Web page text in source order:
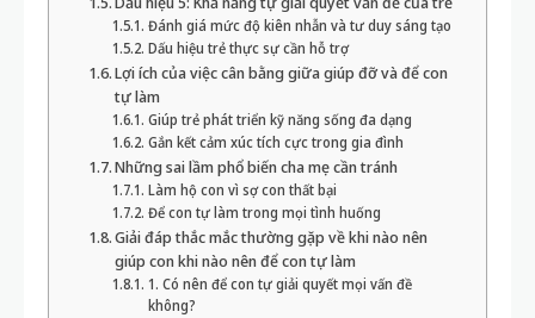
Đánh giá mức độ kiên nhẫn và tư duy sáng tạo
Dấu hiệu trẻ thực sự cần hỗ trợ
Lợi ích của việc cân bằng giữa giúp đỡ và để con
tự làm
Giúp trẻ phát triển kỹ năng sống đa dạng
Gắn kết cảm xúc tích cực trong gia đình
Những sai lầm phổ biến cha mẹ cần tránh
Làm hộ con vì sợ con thất bại
Để con tự làm trong mọi tình huống
Giải đáp thắc mắc thường gặp về khi nào nên
giúp con khi nào nên để con tự làm
1. Có nên để con tự giải quyết mọi vấn đề
không?